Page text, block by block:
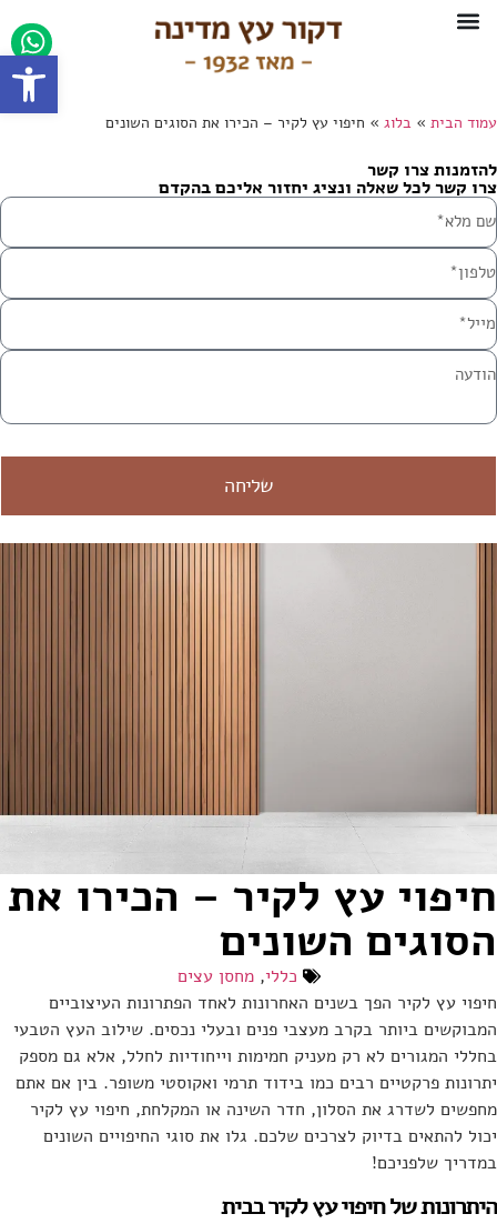
פתח
עמוד הבית » בלוג » חיפוי עץ לקיר – הכירו את הסוגים השונים
להזמנות צרו קשר
צרו קשר לכל שאלה ונציג יחזור אליכם בהקדם
שליחה
חיפוי עץ לקיר – הכירו את
הסוגים השונים
כללי,מחסן עצים
חיפוי עץ לקיר הפך בשנים האחרונות לאחד הפתרונות העיצוביים
המבוקשים ביותר בקרב מעצבי פנים ובעלי נכסים. שילוב העץ הטבעי
בחללי המגורים לא רק מעניק חמימות וייחודיות לחלל, אלא גם מספק
יתרונות פרקטיים רבים כמו בידוד תרמי ואקוסטי משופר. בין אם אתם
מחפשים לשדרג את הסלון, חדר השינה או המקלחת, חיפוי עץ לקיר
יכול להתאים בדיוק לצרכים שלכם. גלו את סוגי החיפויים השונים
במדריך שלפניכם!
היתרונות של חיפוי עץ לקיר בבית